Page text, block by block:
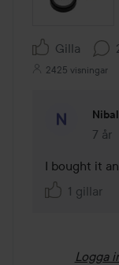
Gilla
2425 visningar
Nibal
7 år
I bought it
1 gillar
Logga